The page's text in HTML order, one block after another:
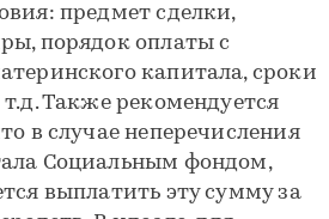
предмет сделки,
порядок оплаты с
капитала, сроки
Также рекомендуется
в случае неперечисления
Социальным фондом,
выплатить эту сумму за